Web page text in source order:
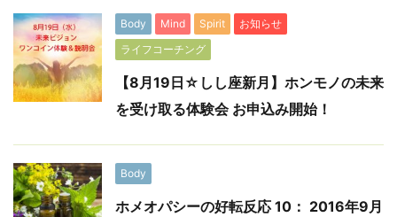
Body Mind Spirit
お知らせ
ライフコーチング
【8月19日☆しし座新月】ホンモノの未来
を受け取る体験会 お申込み開始！
Body
ホメオパシーの好転反応 10： 2016年9月